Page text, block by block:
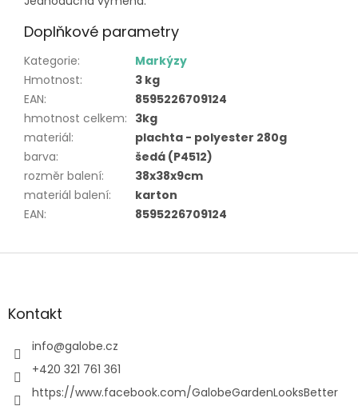
Doplňkové parametry
Kategorie:
Markýzy
Hmotnost:
3 kg
EAN:
8595226709124
hmotnost celkem: 3kg
materiál:
plachta - polyester 280g
barva:
šedá (P4512)
rozměr balení:
38x38x9cm
materiál balení:
karton
EAN: 8595226709124
Z
aKontakt
info@galobe.cz
+420 321 761 361
https://www.facebook.com/GalobeGardenLooksBetter